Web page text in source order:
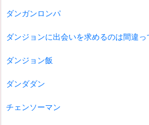
ダンガンロンパ
ダンジョンに出会いを求めるのは間違
ダンジョン飯
ダンダダン
チェンソーマン